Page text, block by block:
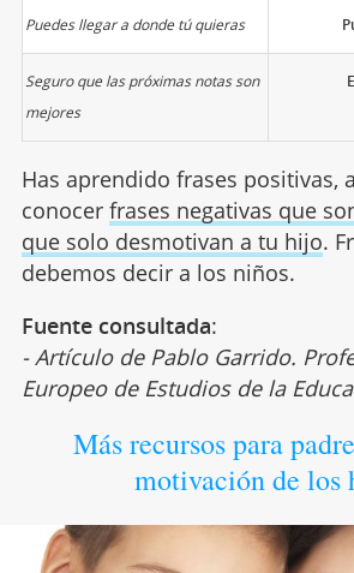
Puedes llegar a donde tú quieras
Seguro que las próximas notas son
mejores
Has aprendido frases positivas,
conocer frases negativas que
que solo desmotivan a tu hijo.
debemos decir a los niños.
Fuente consultada:
- Artículo de Pablo Garrido.
Europeo de Estudios de la
Más recursos para
motivación de los